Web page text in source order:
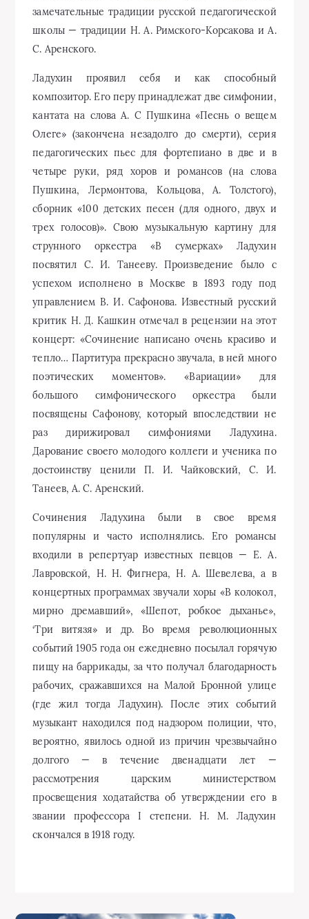
замечательные традиции русской педагогической
школы — традиции Н. А. Римского-Корсакова и А.
С. Аренского.
Ладухин проявил себя и как способный
композитор. Его перу принадлежат две симфонии,
кантата на слова А. С Пушкина «Песнь о вещем
Олеге» (закончена незадолго до смерти), серия
педагогических пьес для фортепиано в две и в
четыре руки, ряд хоров и романсов (на слова
Пушкина, Лермонтова, Кольцова, А. Толстого),
сборник «100 детских песен (для одного, двух и
трех голосов)». Свою музыкальную картину для
струнного оркестра «В сумерках» Ладухин
посвятил С. И. Танееву. Произведение было с
успехом исполнено в Москве в 1893 году под
управлением В. И. Сафонова. Известный русский
критик Н. Д. Кашкин отмечал в рецензии на этот
концерт: «Сочинение написано очень красиво и
тепло… Партитура прекрасно звучала, в ней много
поэтических моментов». «Вариации» для
большого симфонического оркестра были
посвящены Сафонову, который впоследствии не
раз дирижировал симфониями Ладухина.
Дарование своего молодого коллеги и ученика по
достоинству ценили П. И. Чайковский, С. И.
Танеев, А. С. Аренский.
Сочинения Ладухина были в свое время
популярны и часто исполнялись. Его романсы
входили в репертуар известных певцов — Е. А.
Лавровской, Н. Н. Фигнера, Н. А. Шевелева, а в
концертных программах звучали хоры «В колокол,
мирно дремавший», «Шепот, робкое дыханье»,
‘Три витязя» и др. Во время революционных
событий 1905 года он ежедневно посылал горячую
пищу на баррикады, за что получал благодарность
рабочих, сражавшихся на Малой Бронной улице
(где жил тогда Ладухин). После этих событий
музыкант находился под надзором полиции, что,
вероятно, явилось одной из причин чрезвычайно
долгого — в течение двенадцати лет —
рассмотрения царским министерством
просвещения ходатайства об утверждении его в
звании профессора I степени. Н. М. Ладухин
скончался в 1918 году.